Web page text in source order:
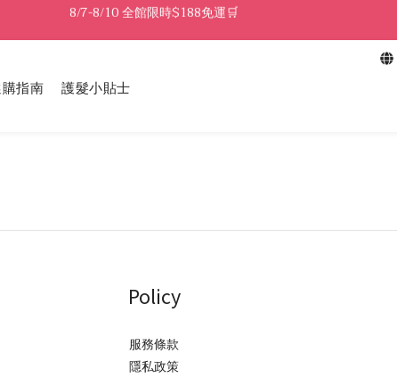
8/7-8/10 全館限時$188免運🛒
8/7-8/10 全館限時$188免運🛒
🔥8/7-8/10 滿$588立減$88🔥
8/7-8/10 全館限時$188免運🛒
指南 護髮小貼士
Policy
服務條款
隱私政策